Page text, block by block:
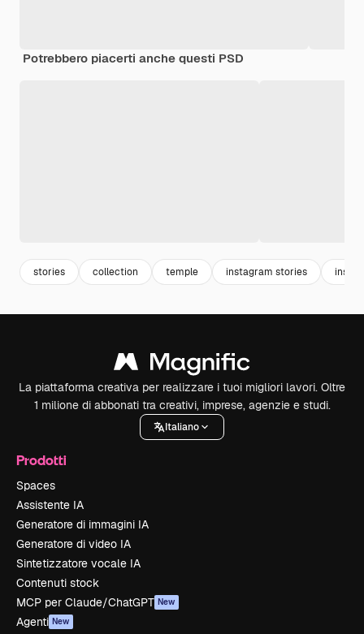
Potrebbero piacerti anche questi PSD
stories collection temple instagram stories
La piattaforma creativa per realizzare i tuoi migliori lavori. Oltre
1 milione di abbonati tra creativi, imprese, agenzie e studi.
Italiano
Prodotti
Spaces
Assistente IA
Generatore di immagini IA
Generatore di video IA
Sintetizzatore vocale IA
Contenuti stock
MCP per Claude/ChatGPT New
Agenti New